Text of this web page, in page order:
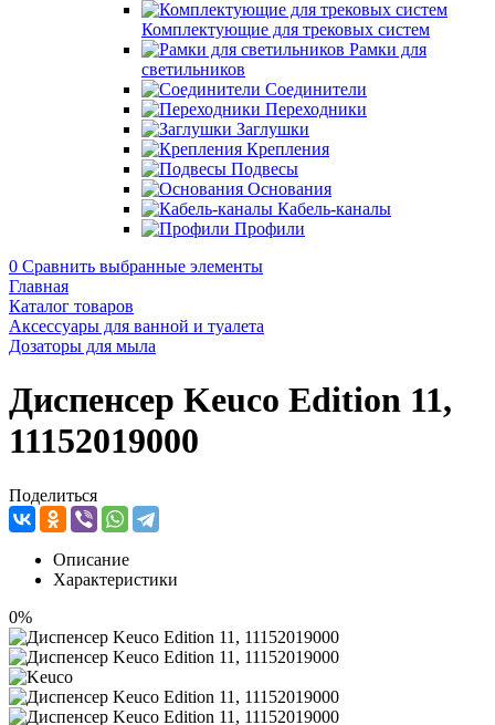
Комплектующие для трековых систем
Рамки для
светильников
Соединители
Переходники
Заглушки
Крепления
Подвесы
Основания
Кабель-каналы
Профили
0 Сравнить выбранные элементы
Главная
Каталог товаров
Аксессуары для ванной и туалета
Дозаторы для мыла
Диспенсер Keuco Edition 11,
11152019000
Поделиться
Описание
Характеристики
0%